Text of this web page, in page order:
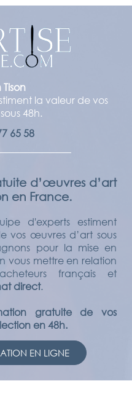
la valeur de vos
48h.
65 58
d’œuvres d’art
en France.
d'experts estiment
vos œuvres d’art sous
pour la mise en
vous mettre en relation
français et
direct.
gratuite de vos
en 48h.
EN LIGNE